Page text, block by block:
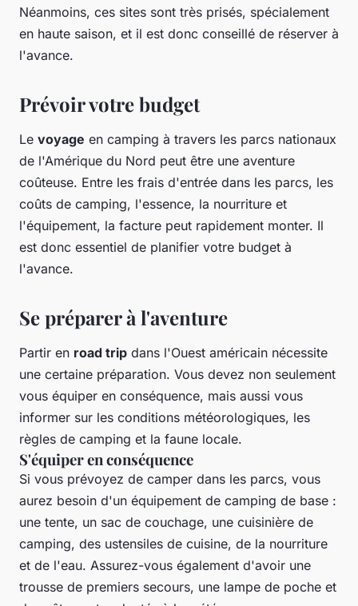
Néanmoins, ces sites sont très prisés, spécialement
en haute saison, et il est donc conseillé de réserver à
l'avance.
Prévoir votre budget
Le voyage en camping à travers les parcs nationaux
de l'Amérique du Nord peut être une aventure
coûteuse. Entre les frais d'entrée dans les parcs, les
coûts de camping, l'essence, la nourriture et
l'équipement, la facture peut rapidement monter. Il
est donc essentiel de planifier votre budget à
l'avance.
Se préparer à l'aventure
Partir en road trip dans l'Ouest américain nécessite
une certaine préparation. Vous devez non seulement
vous équiper en conséquence, mais aussi vous
informer sur les conditions météorologiques, les
règles de camping et la faune locale.
S'équiper en conséquence
Si vous prévoyez de camper dans les parcs, vous
aurez besoin d'un équipement de camping de base :
une tente, un sac de couchage, une cuisinière de
camping, des ustensiles de cuisine, de la nourriture
et de l'eau. Assurez-vous également d'avoir une
trousse de premiers secours, une lampe de poche et